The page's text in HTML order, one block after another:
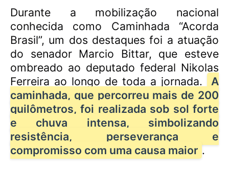
Durante a mobilização nacional
conhecida como Caminhada “Acorda
Brasil”, um dos destaques foi a atuação
do senador Marcio Bittar, que esteve
ombreado ao deputado federal Nikolas
Ferreira ao longo de toda a jornada.
A
caminhada, que percorreu mais de 200
quilômetros, foi realizada sob sol forte
e chuva intensa, simbolizando
resistência, perseverança e
compromisso com uma causa maior .